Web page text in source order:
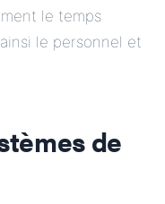
le temps
le personnel et
de